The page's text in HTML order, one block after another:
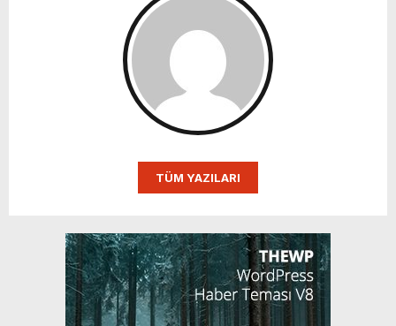
TÜM YAZILARI